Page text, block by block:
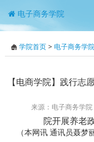
电子商务学院
学院首页 > 电子商务学
【电商学院】践行
院开展养老
来源：电子商务学
（本网讯 通讯员聂梦